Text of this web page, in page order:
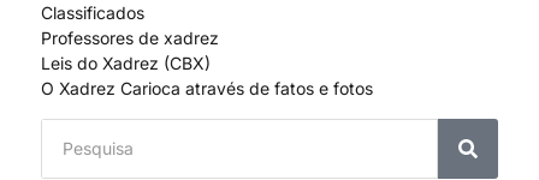
Classificados
Professores de xadrez
Leis do Xadrez (CBX)
O Xadrez Carioca através de fatos e fotos